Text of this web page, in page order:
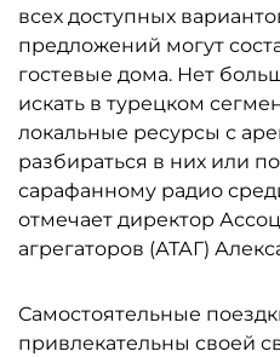
всех доступных
предложений могут
гостевые дома. Нет
искать в турецком
локальные ресурсы с
разбираться в них или
сарафанному радио
отмечает директор
агрегаторов (АТАГ)
Самостоятельные
привлекательны своей